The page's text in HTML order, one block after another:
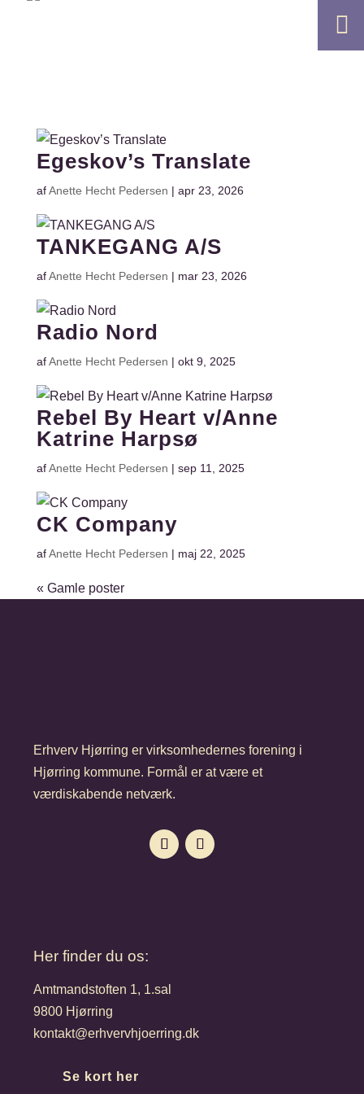

Egeskov’s Translate
afAnette Hecht Pedersen | apr 23, 2026
TANKEGANG A/S
afAnette Hecht Pedersen | mar 23, 2026
Radio Nord
afAnette Hecht Pedersen | okt 9, 2025
Rebel By Heart v/Anne
Katrine Harpsø
afAnette Hecht Pedersen | sep 11, 2025
CK Company
afAnette Hecht Pedersen | maj 22, 2025
« Gamle poster
Erhverv Hjørring er virksomhedernes forening i
Hjørring kommune. Formål er at være et
værdiskabende netværk.
Her finder du os:
Amtmandstoften 1, 1.sal
9800 Hjørring
kontakt@erhvervhjoerring.dk
Se kort her